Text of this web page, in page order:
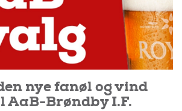
nye fanøl og vind
Brøndby I.F.